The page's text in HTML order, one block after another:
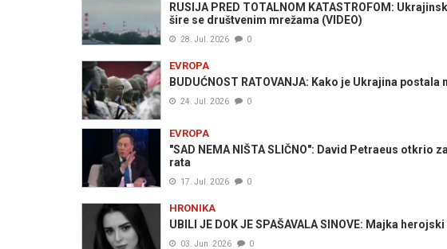
RUSIJA PRED TOTALNOM KATASTROFOM:
šire se društvenim mrežama (VIDEO)
28. Jul. 2026 0
EVROPA
BUDUĆNOST RATOVANJA: Kako je Ukrajina
24. Jul. 2026 0
EVROPA
"SAD NEMA NIŠTA SLIČNO": David Petraeus
rata
17. Jul. 2026 0
HRONIKA
UBILI JE DOK JE SPAŠAVALA SINOVE: Majka
03. Jun. 2026 0